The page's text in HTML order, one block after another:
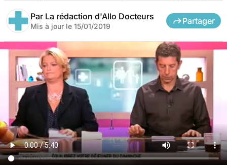
Par La rédaction d'Allo Docteurs
Mis à jour le 15/01/2019
Partager